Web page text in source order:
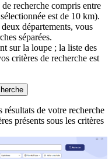
recherche compris entre
est de 10 km).
départements, vous
séparées.
sur la loupe ; la liste des
critères de recherche est
de votre recherche
présents sous les critères